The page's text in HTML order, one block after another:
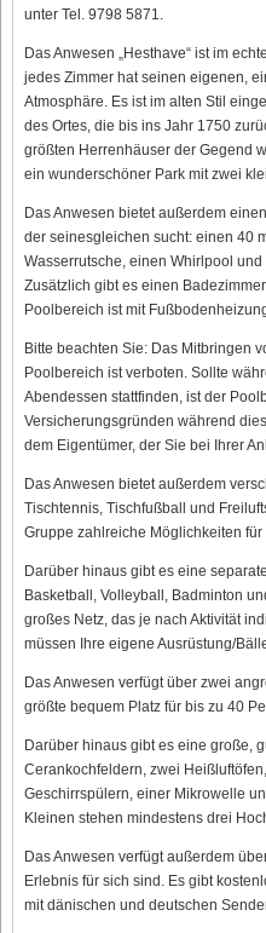
unter Tel. 9798 5871.
Das Anwesen „Hesthave“ ist im
jedes Zimmer hat seinen eigenen,
Atmosphäre. Es ist im alten Stil
des Ortes, die bis ins Jahr 1750
größten Herrenhäuser der Gegend
ein wunderschöner Park mit zwei
Das Anwesen bietet außerdem
der seinesgleichen sucht: einen 40
Wasserrutsche, einen Whirlpool
Zusätzlich gibt es einen
Poolbereich ist mit
Bitte beachten Sie: Das Mitbringen
Poolbereich ist verboten. Sollte
Abendessen stattfinden, ist der
Versicherungsgründen während
dem Eigentümer, der Sie bei Ihrer
Das Anwesen bietet außerdem
Tischtennis, Tischfußball und
Gruppe zahlreiche Möglichkeiten
Darüber hinaus gibt es eine
Basketball, Volleyball, Badminton
großes Netz, das je nach Aktivität
müssen Ihre eigene Ausrüstung/
Das Anwesen verfügt über zwei
größte bequem Platz für bis zu 40
Darüber hinaus gibt es eine große,
Cerankochfeldern, zwei
Geschirrspülern, einer Mikrowelle
Kleinen stehen mindestens drei
Das Anwesen verfügt außerdem
Erlebnis für sich sind. Es gibt
mit dänischen und deutschen